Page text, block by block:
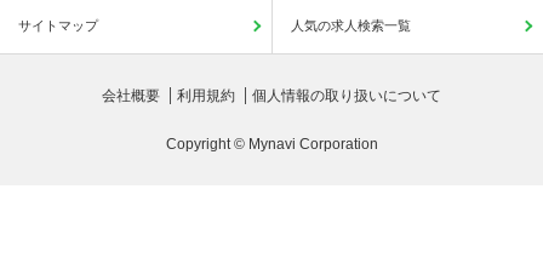
サイトマップ 人気の求人検索一覧
会社概要 利用規約 個人情報の取り扱いについて
Copyright © Mynavi Corporation